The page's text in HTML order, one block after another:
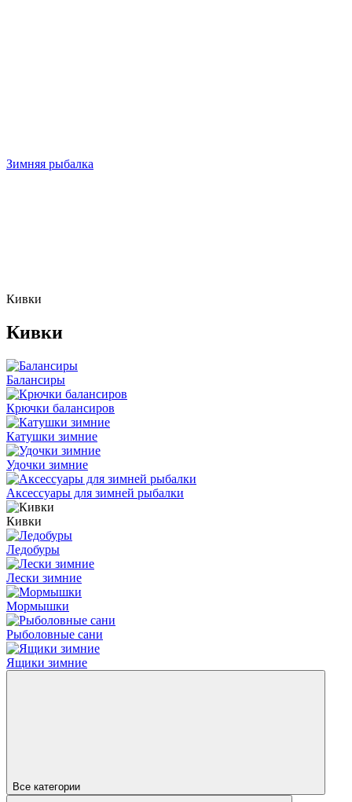
Зимняя рыбалка
Кивки
Кивки
Балансиры
Крючки балансиров
Катушки зимние
Удочки зимние
Аксессуары для зимней рыбалки
Кивки
Ледобуры
Лески зимние
Мормышки
Рыболовные сани
Ящики зимние
Все категории